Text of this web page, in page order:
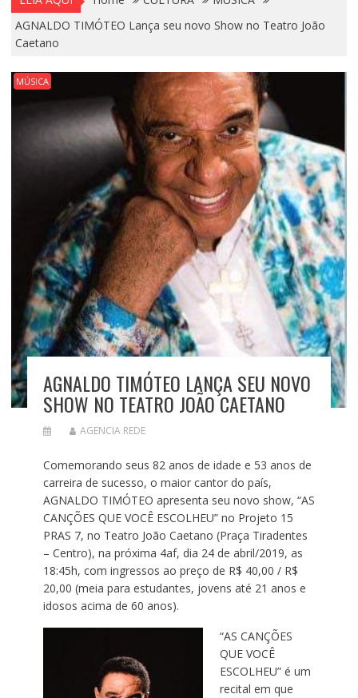
AGNALDO TIMÓTEO Lança seu novo Show no Teatro João
Caetano
MÚSICA
AGNALDO TIMÓTEO LANÇA SEU NOVO
SHOW NO TEATRO JOÃO CAETANO
AGENCIA REDE
Comemorando seus 82 anos de idade e 53 anos de
carreira de sucesso, o maior cantor do país,
AGNALDO TIMÓTEO apresenta seu novo show, “AS
CANÇÕES QUE VOCÊ ESCOLHEU” no Projeto 15
PRAS 7, no Teatro João Caetano (Praça Tiradentes
– Centro), na próxima 4af, dia 24 de abril/2019, as
18:45h, com ingressos ao preço de R$ 40,00 / R$
20,00 (meia para estudantes, jovens até 21 anos e
idosos acima de 60 anos).
“AS CANÇÕES
QUE VOCÊ
ESCOLHEU” é um
recital em que